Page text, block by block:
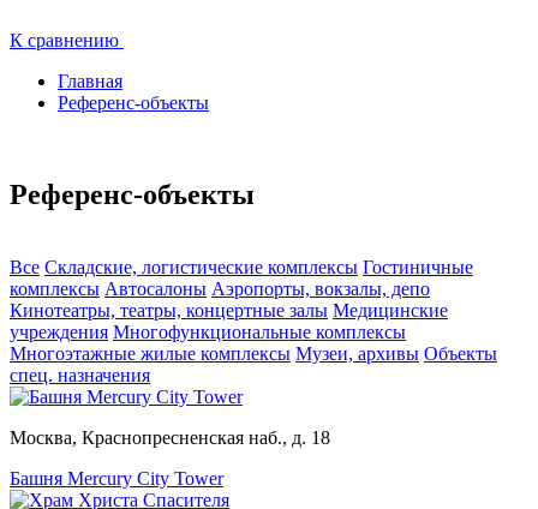
К сравнению
Главная
Референс-объекты
Референс-объекты
Все Складские, логистические комплексы Гостиничные
комплексы Автосалоны Аэропорты, вокзалы, депо
Кинотеатры, театры, концертные залы Медицинские
учреждения Многофункциональные комплексы
Многоэтажные жилые комплексы Музеи, архивы Объекты
спец. назначения
Москва, Краснопресненская наб., д. 18
Башня Mercury City Tower